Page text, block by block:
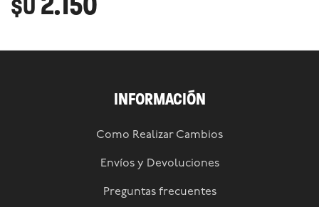
$U
INFORMACIÓN
Como Realizar Cambios
Envíos y Devoluciones
Preguntas frecuentes